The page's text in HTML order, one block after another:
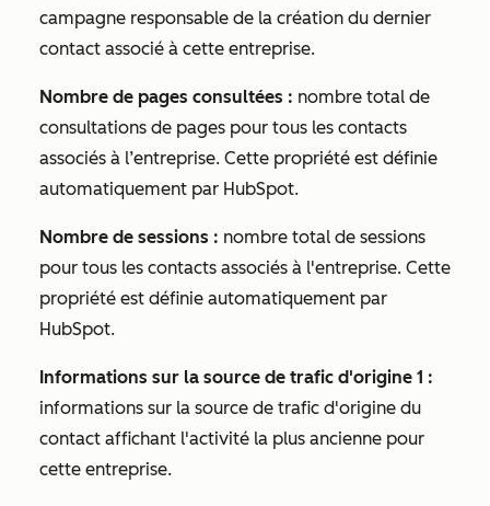
campagne responsable de la création du dernier
contact associé à cette entreprise.
Nombre de pages consultées : nombre total de
consultations de pages pour tous les contacts
associés à l’entreprise. Cette propriété est définie
automatiquement par HubSpot.
Nombre de sessions : nombre total de sessions
pour tous les contacts associés à l'entreprise. Cette
propriété est définie automatiquement par
HubSpot.
Informations sur la source de trafic d'origine 1 :
informations sur la source de trafic d'origine du
contact affichant l'activité la plus ancienne pour
cette entreprise.